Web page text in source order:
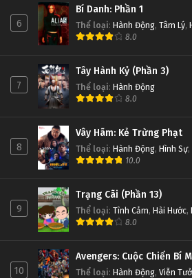
6
Bí Danh: Phần 1
Thể loại: Hành Động, Tâm Lý,
8.0
7
Tây Hành Kỷ (Phần 3)
Thể loại: Hành Động
8.0
8
Vây Hãm: Kẻ Trừng Phạt
Thể loại: Hành Động, Hình Sự,
10.0
9
Trạng Cãi (Phần 13)
Thể loại: Tình Cảm, Hài Hước,
8.0
10
Avengers: Cuộc Chiến Bí
Thể loại: Hành Động, Viễn